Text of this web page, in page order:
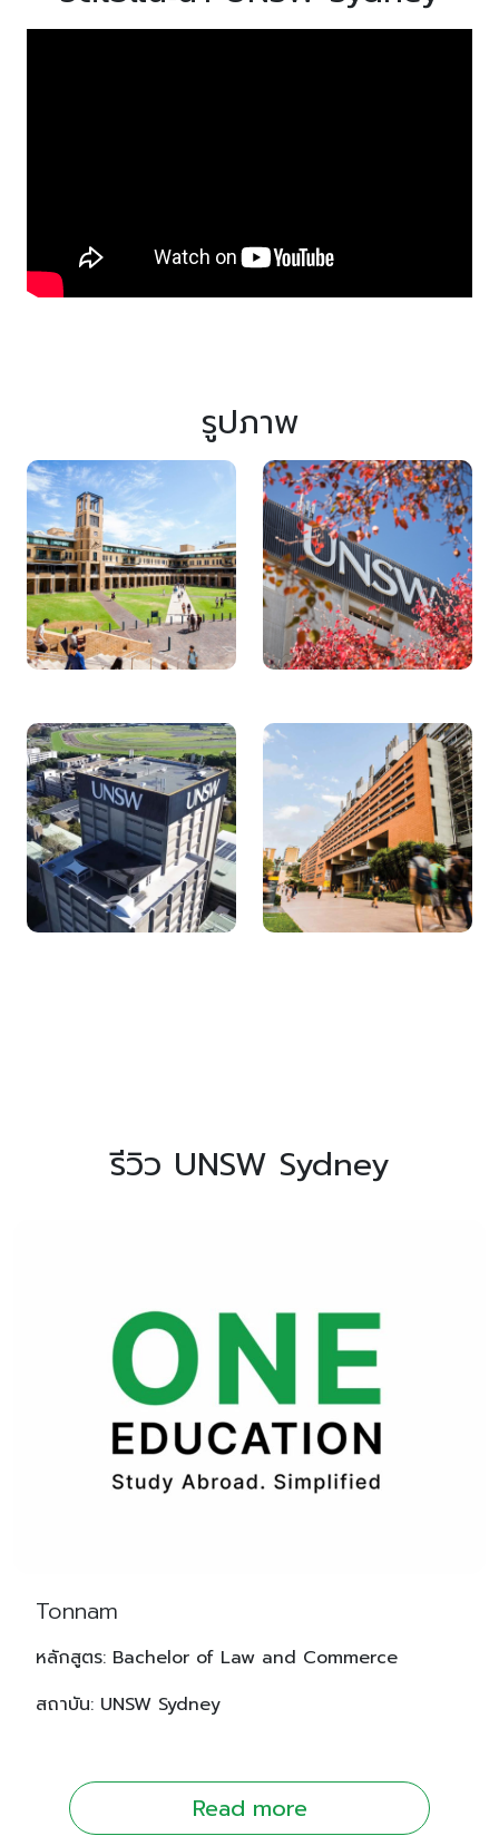
รูปภาพ
รีวิว UNSW Sydney
Tonnam
หลักสูตร: Bachelor of Law and Commerce
สถาบัน: UNSW Sydney
Read more